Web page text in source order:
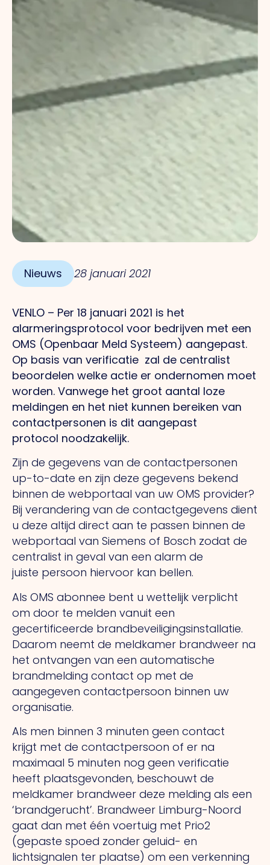
Nieuws 28 januari 2021
VENLO – Per 18 januari 2021 is het
alarmeringsprotocol voor bedrijven met een
OMS (Openbaar Meld Systeem) aangepast.
Op basis van verificatie zal de centralist
beoordelen welke actie er ondernomen moet
worden. Vanwege het groot aantal loze
meldingen en het niet kunnen bereiken van
contactpersonen is dit aangepast
protocol noodzakelijk.
Zijn de gegevens van de contactpersonen
up-to-date en zijn deze gegevens bekend
binnen de webportaal van uw OMS provider?
Bij verandering van de contactgegevens dient
u deze altijd direct aan te passen binnen de
webportaal van Siemens of Bosch zodat de
centralist in geval van een alarm de
juiste persoon hiervoor kan bellen.
Als OMS abonnee bent u wettelijk verplicht
om door te melden vanuit een
gecertificeerde brandbeveiligingsinstallatie.
Daarom neemt de meldkamer brandweer na
het ontvangen van een automatische
brandmelding contact op met de
aangegeven contactpersoon binnen uw
organisatie.
Als men binnen 3 minuten geen contact
krijgt met de contactpersoon of er na
maximaal 5 minuten nog geen verificatie
heeft plaatsgevonden, beschouwt de
meldkamer brandweer deze melding als een
‘brandgerucht’. Brandweer Limburg-Noord
gaat dan met één voertuig met Prio2
(gepaste spoed zonder geluid- en
lichtsignalen ter plaatse) om een verkenning